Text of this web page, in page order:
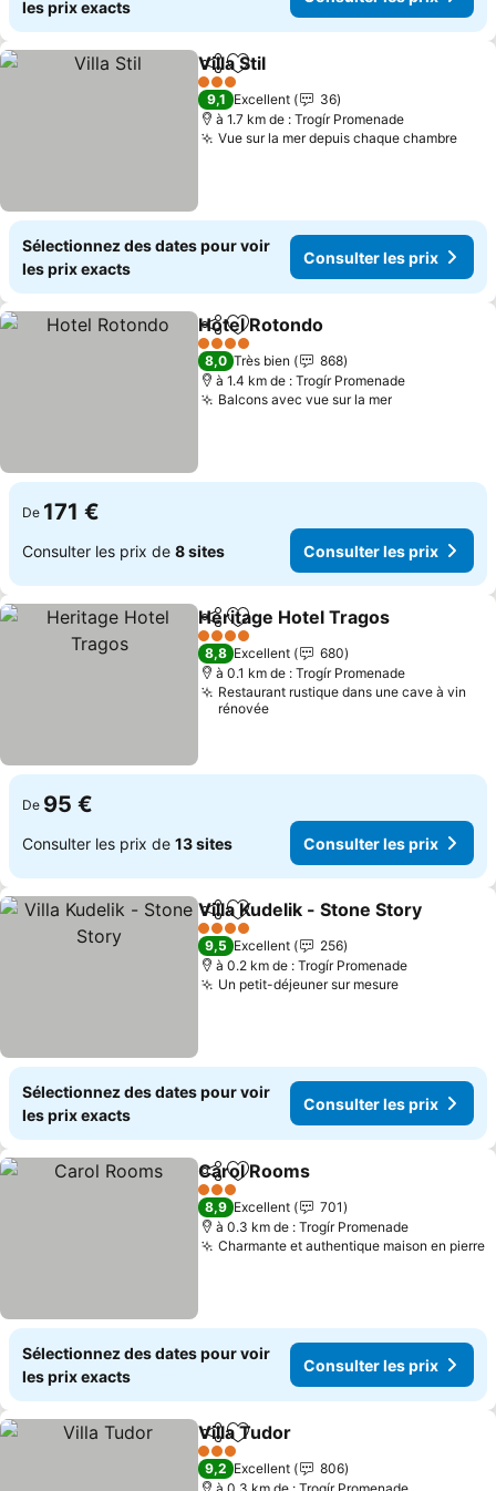
les prix exacts
PartagerAjouter à mes favoris
Villa Stil
3 Étoiles
9,1 Excellent
36
à 1.7 km de : Trogír Promenade
Vue sur la mer depuis chaque chambre
Sélectionnez des dates pour voir
les prix exacts
Consulter les prix
PartagerAjouter à mes favoris
Hotel Rotondo
4 Étoiles
8,0 Très bien
868
à 1.4 km de : Trogír Promenade
Balcons avec vue sur la mer
De 171 €
Consulter les prix de 8 sites Consulter les prix
PartagerAjouter à mes favoris
Heritage Hotel Tragos
4 Étoiles
8,8 Excellent
680
à 0.1 km de : Trogír Promenade
Restaurant rustique dans une cave à vin
rénovée
De 95 €
Consulter les prix de 13 sites Consulter les prix
PartagerAjouter à mes favoris
Villa Kudelik - Stone Story
4 Étoiles
9,5 Excellent
256
à 0.2 km de : Trogír Promenade
Un petit-déjeuner sur mesure
Sélectionnez des dates pour voir
les prix exacts
Consulter les prix
PartagerAjouter à mes favoris
Carol Rooms
3 Étoiles
8,9 Excellent
701
à 0.3 km de : Trogír Promenade
Charmante et authentique maison en pierre
Sélectionnez des dates pour voir
les prix exacts
Consulter les prix
PartagerAjouter à mes favoris
Villa Tudor
3 Étoiles
9,2 Excellent
806